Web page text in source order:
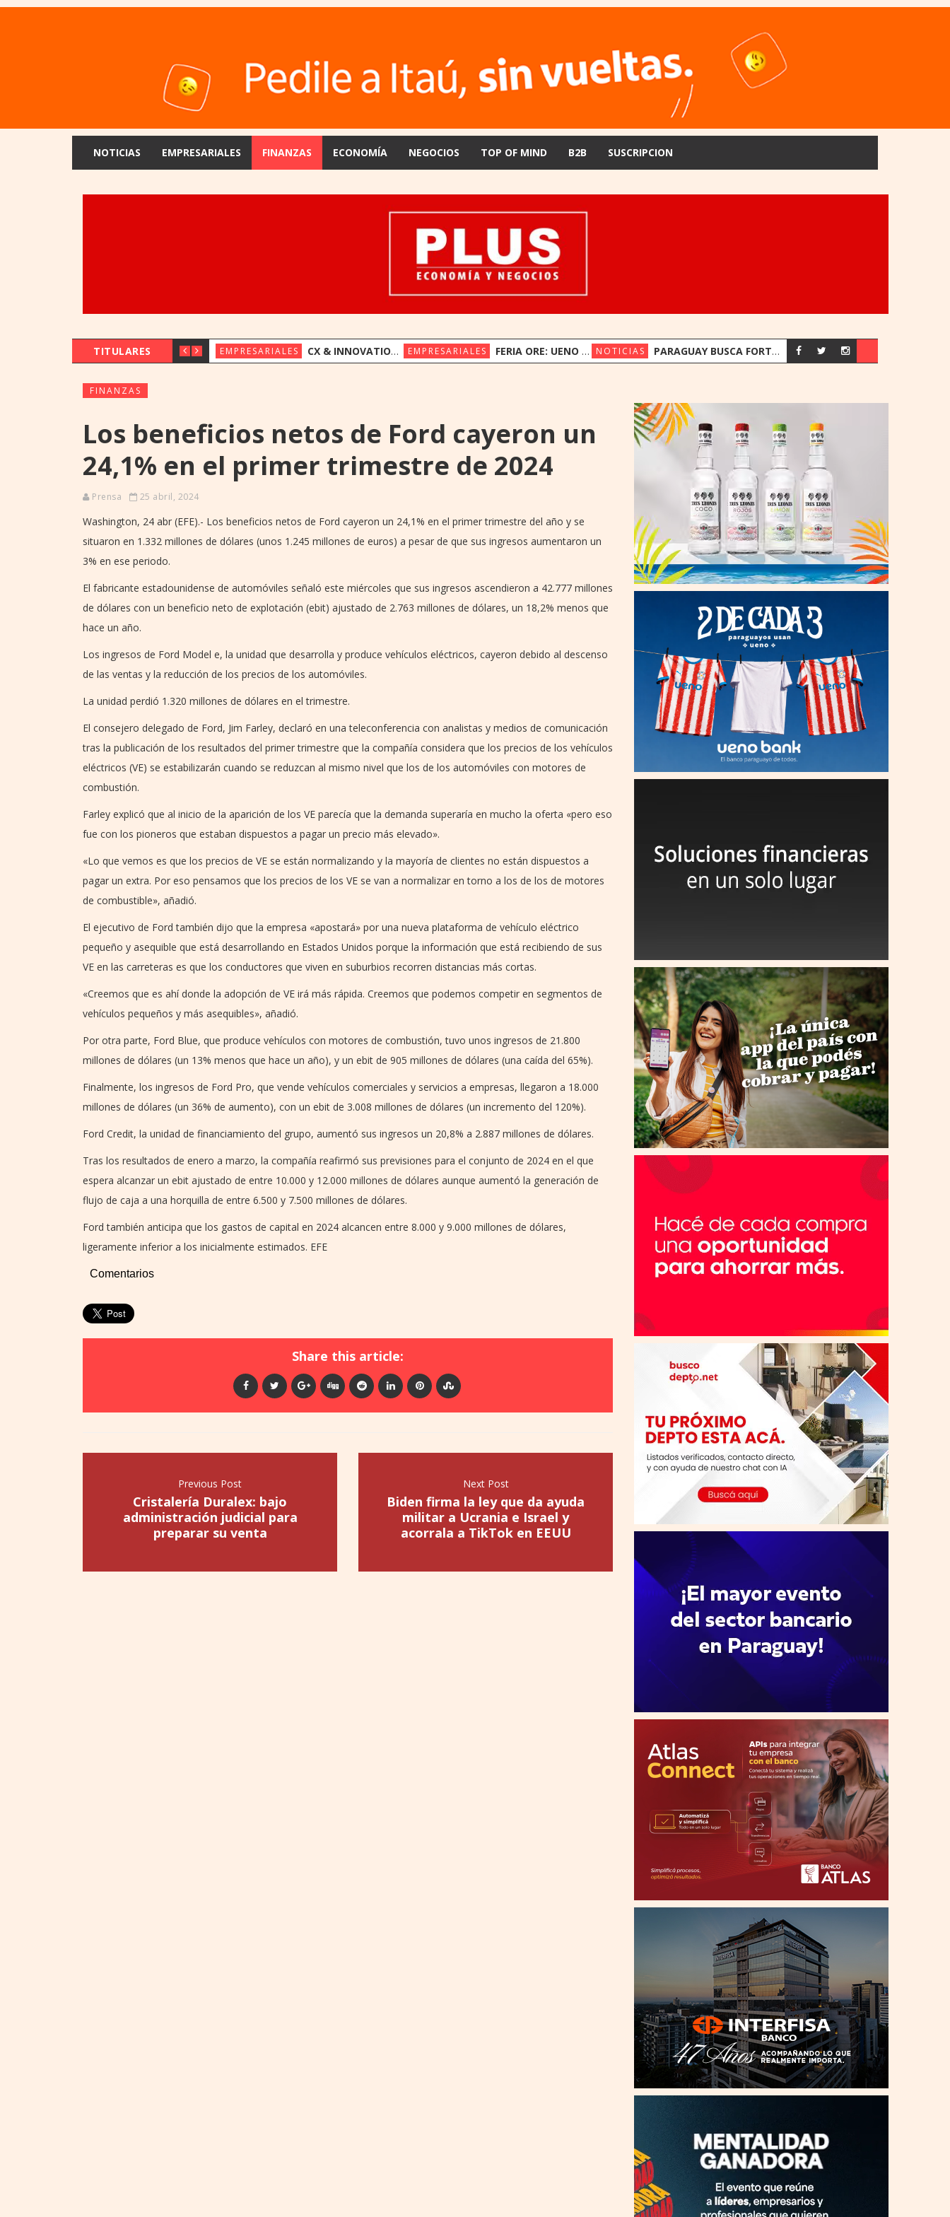
NOTICIAS EMPRESARIALES FINANZAS ECONOMÍA NEGOCIOS TOP OF MIND B2B SUSCRIPCION
TITULARES EMPRESARIALES CX & INNOVATION CONGRESS REÚNE A LÍDERES REGIONALES PARA EXPLORAR LA NUEVA ERA DE LA EXPERIENCIA DEL CLIENTE EMPRESARIALES FERIA ORE: UENO BANK APUESTA POR LA CULTURA INDÍGENA Y EL COMERCIO JUSTO NOTICIAS PARAGUAY BUSCA FORTALECER SU ESTRATEGIA ENERGÉTICA ANTE EL CRECIMIENTO DE LA DEMANDA
FINANZAS
Los beneficios netos de Ford cayeron un
24,1% en el primer trimestre de 2024
Prensa 25 abril, 2024
Washington, 24 abr (EFE).- Los beneficios netos de Ford cayeron un 24,1% en el primer trimestre del año y se
situaron en 1.332 millones de dólares (unos 1.245 millones de euros) a pesar de que sus ingresos aumentaron un
3% en ese periodo.
El fabricante estadounidense de automóviles señaló este miércoles que sus ingresos ascendieron a 42.777 millones
de dólares con un beneficio neto de explotación (ebit) ajustado de 2.763 millones de dólares, un 18,2% menos que
hace un año.
Los ingresos de Ford Model e, la unidad que desarrolla y produce vehículos eléctricos, cayeron debido al descenso
de las ventas y la reducción de los precios de los automóviles.
La unidad perdió 1.320 millones de dólares en el trimestre.
El consejero delegado de Ford, Jim Farley, declaró en una teleconferencia con analistas y medios de comunicación
tras la publicación de los resultados del primer trimestre que la compañía considera que los precios de los vehículos
eléctricos (VE) se estabilizarán cuando se reduzcan al mismo nivel que los de los automóviles con motores de
combustión.
Farley explicó que al inicio de la aparición de los VE parecía que la demanda superaría en mucho la oferta «pero eso
fue con los pioneros que estaban dispuestos a pagar un precio más elevado».
«Lo que vemos es que los precios de VE se están normalizando y la mayoría de clientes no están dispuestos a
pagar un extra. Por eso pensamos que los precios de los VE se van a normalizar en torno a los de los de motores
de combustible», añadió.
El ejecutivo de Ford también dijo que la empresa «apostará» por una nueva plataforma de vehículo eléctrico
pequeño y asequible que está desarrollando en Estados Unidos porque la información que está recibiendo de sus
VE en las carreteras es que los conductores que viven en suburbios recorren distancias más cortas.
«Creemos que es ahí donde la adopción de VE irá más rápida. Creemos que podemos competir en segmentos de
vehículos pequeños y más asequibles», añadió.
Por otra parte, Ford Blue, que produce vehículos con motores de combustión, tuvo unos ingresos de 21.800
millones de dólares (un 13% menos que hace un año), y un ebit de 905 millones de dólares (una caída del 65%).
Finalmente, los ingresos de Ford Pro, que vende vehículos comerciales y servicios a empresas, llegaron a 18.000
millones de dólares (un 36% de aumento), con un ebit de 3.008 millones de dólares (un incremento del 120%).
Ford Credit, la unidad de financiamiento del grupo, aumentó sus ingresos un 20,8% a 2.887 millones de dólares.
Tras los resultados de enero a marzo, la compañía reafirmó sus previsiones para el conjunto de 2024 en el que
espera alcanzar un ebit ajustado de entre 10.000 y 12.000 millones de dólares aunque aumentó la generación de
flujo de caja a una horquilla de entre 6.500 y 7.500 millones de dólares.
Ford también anticipa que los gastos de capital en 2024 alcancen entre 8.000 y 9.000 millones de dólares,
ligeramente inferior a los inicialmente estimados. EFE
Comentarios
Share this article:
Previous Post
Cristalería Duralex: bajo
administración judicial para
preparar su venta
Next Post
Biden firma la ley que da ayuda
militar a Ucrania e Israel y
acorrala a TikTok en EEUU